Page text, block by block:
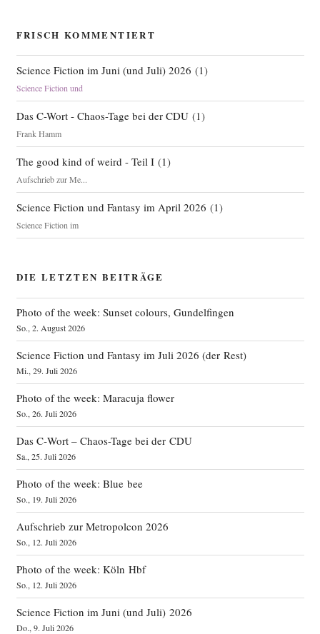
FRISCH KOMMENTIERT
Science Fiction im Juni (und Juli) 2026 (1)
Science Fiction und
Das C-Wort - Chaos-Tage bei der CDU(1)
Frank Hamm
The good kind of weird - Teil I(1)
Aufschrieb zur Me...
Science Fiction und Fantasy im April 2026 (1)
Science Fiction im
DIE LETZTEN BEITRÄGE
Photo of the week: Sunset colours, Gundelfingen
So., 2. August 2026
Science Fiction und Fantasy im Juli 2026 (der Rest)
Mi., 29. Juli 2026
Photo of the week: Maracuja flower
So., 26. Juli 2026
Das C‑Wort – Chaos-Tage bei der CDU
Sa., 25. Juli 2026
Photo of the week: Blue bee
So., 19. Juli 2026
Aufschrieb zur Metropolcon 2026
So., 12. Juli 2026
Photo of the week: Köln Hbf
So., 12. Juli 2026
Science Fiction im Juni (und Juli) 2026
Do., 9. Juli 2026